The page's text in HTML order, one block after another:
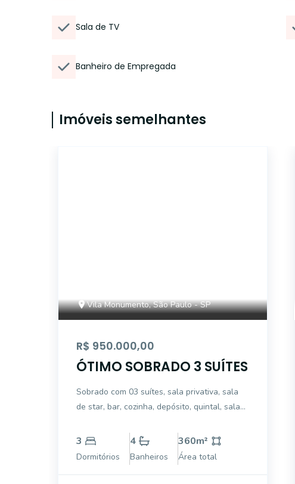
Sala de TV
Banheiro de Empregada
Imóveis semelhantes
Vila Monumento, São Paulo - SP
R$ 950.000,00
ÓTIMO SOBRADO 3 SUÍTES
Sobrado com 03 suítes, sala privativa, sala
de star, bar, cozinha, depósito, quintal, sala
de serviço, sala de jantar
3
Dormitórios
4
Banheiros
360m²
Área total